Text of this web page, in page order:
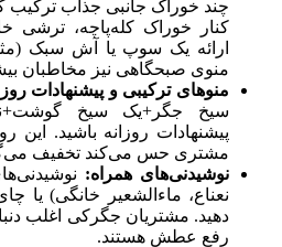
چند خوراک جانبی جذاب ترکیب
کنار خوراک‌ کله‌پاچه، ترشی
ارائه یک سوپ یا آش سبک
منوی صبحگاهی نیز مخاطبان
منوهای ترکیبی و پیشنهادات روز
سیخ جگر+یک سیخ
پیشنهادات روزانه باشید.
مشتری حس می‌کند تخفیف
نوشیدنی‌های همراه:
نعناع، ماءالشعیر خانگی) یا
دهید. مشتریان جگرکی اغلب
رفع عطش هستند.